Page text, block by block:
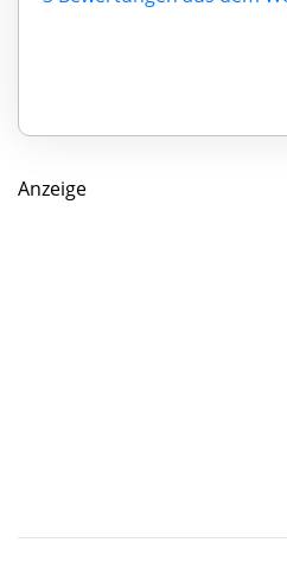
Anzeige